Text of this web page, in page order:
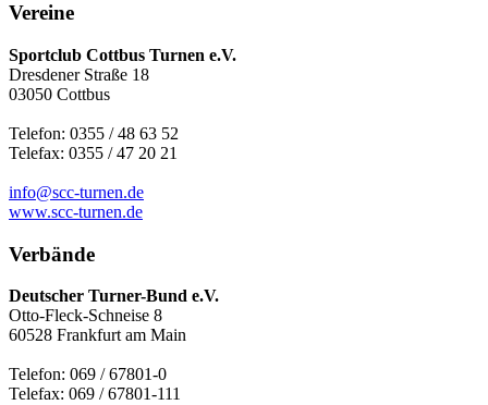
Vereine
Sportclub Cottbus Turnen e.V.
Dresdener Straße 18
03050 Cottbus
Telefon: 0355 / 48 63 52
Telefax: 0355 / 47 20 21
info@scc-turnen.de
www.scc-turnen.de
Verbände
Deutscher Turner-Bund e.V.
Otto-Fleck-Schneise 8
60528 Frankfurt am Main
Telefon: 069 / 67801-0
Telefax: 069 / 67801-111